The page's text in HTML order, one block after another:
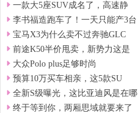
一款大5座SUV成名了，高速静
李书福造跑车了！一天只能产3台
宝马X3为什么卖不过奔驰GLC
前途K50半价甩卖，新势力这是
大众Polo plus足够时尚
预算10万买车相亲，这5款SU
全新S级曝光，这比亚迪风是在哪
终于等到你，两厢思域就要来了